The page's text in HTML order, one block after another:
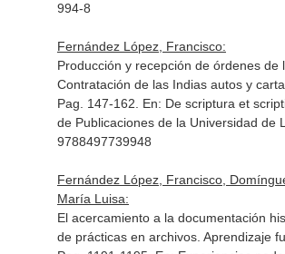
994-8
Fernández López, Francisco:
Producción y recepción de órdenes de
Contratación de las Indias autos y
Pag. 147-162. En: De scriptura et
de Publicaciones de la Universidad de
9788497739948
Fernández López, Francisco,
María Luisa:
El acercamiento a la documentación
de prácticas en archivos. Aprendizaje